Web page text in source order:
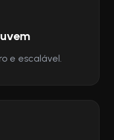
e escalável.